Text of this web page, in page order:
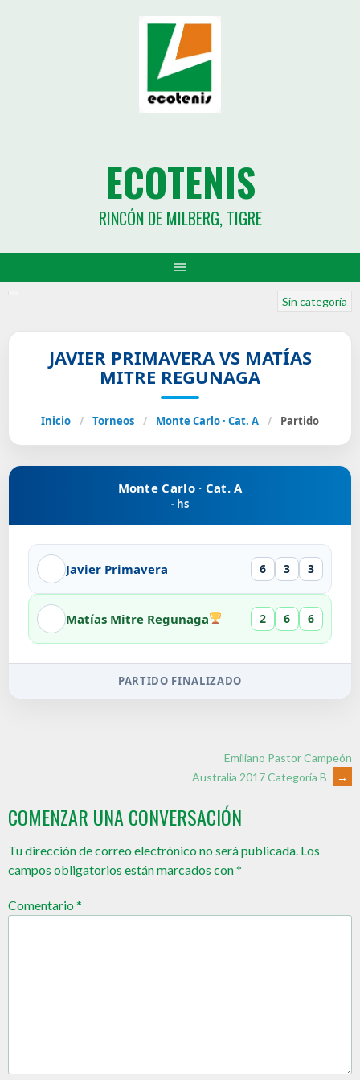
ECOTENIS
RINCÓN DE MILBERG, TIGRE
Sin categoría
JAVIER PRIMAVERA VS MATÍAS
MITRE REGUNAGA
Inicio / Torneos / Monte Carlo · Cat. A / Partido
Monte Carlo · Cat. A
- hs
Javier Primavera 6 3 3
Matías Mitre Regunaga 2 6 6
PARTIDO FINALIZADO
Emiliano Pastor Campeón
Australia 2017 Categoría B
→
COMENZAR UNA CONVERSACIÓN
Tu dirección de correo electrónico no será publicada. Los
campos obligatorios están marcados con*
Comentario*